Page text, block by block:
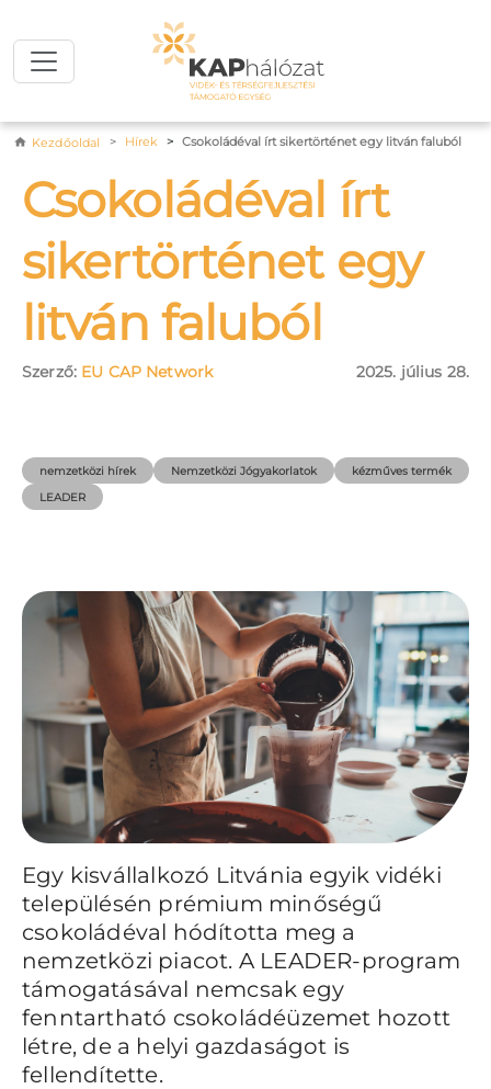
Morzsa
Kezdőoldal Hírek Csokoládéval írt sikertörténet egy litván faluból
Csokoládéval írt
sikertörténet egy
litván faluból
Szerző: EU CAP Network 2025. július 28.
nemzetközi hírek Nemzetközi Jógyakorlatok
kézműves termék
LEADER
Egy kisvállalkozó Litvánia egyik vidéki
településén prémium minőségű
csokoládéval hódította meg a
nemzetközi piacot. A LEADER-program
támogatásával nemcsak egy
fenntartható csokoládéüzemet hozott
létre, de a helyi gazdaságot is
fellendítette.